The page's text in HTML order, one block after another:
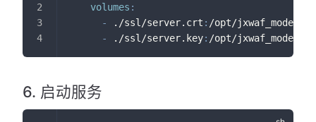
volumes :
-
./ssl/server.crt : /opt/
-
./ssl/server.key: /opt/
6. 启动服务